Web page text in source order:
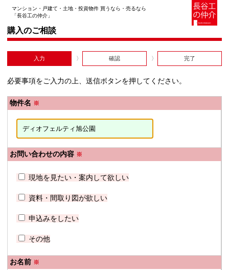
マンション・戸建て・土地・投資物件 買うなら・売るなら
「長谷工の仲介」
購入のご相談
入力 確認 完了
必要事項をご入力の上、送信ボタンを押してください。
物件名 ※
お問い合わせの内容 ※
現地を見たい・案内して欲しい
資料・間取り図が欲しい
申込みをしたい
その他
お名前 ※